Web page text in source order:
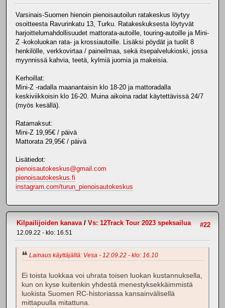
Varsinais-Suomen hienoin pienoisautoilun ratakeskus löytyy
osoitteesta Ravurinkatu 13, Turku. Ratakeskuksesta löytyvät
harjoittelumahdollisuudet mattorata-autoille, touring-autoille ja Mini-
Z -kokoluokan rata- ja krossiautoille. Lisäksi pöydät ja tuolit 8
henkilölle, verkkovirtaa / paineilmaa, sekä itsepalvelukioski, jossa
myynnissä kahvia, teetä, kylmiä juomia ja makeisia.
Kerhoillat:
Mini-Z -radalla maanantaisin klo 18-20 ja mattoradalla
keskiviikkoisin klo 16-20. Muina aikoina radat käytettävissä 24/7
(myös kesällä).
Ratamaksut:
Mini-Z 19,95€ / päivä
Mattorata 29,95€ / päivä
Lisätiedot:
pienoisautokeskus@gmail.com
pienoisautokeskus.fi
instagram.com/turun_pienoisautokeskus
#22
Kilpailijoiden kanava / Vs: 12Track Tour 2023 speksailua
12.09.22 - klo: 16.51
Lainaus käyttäjältä: Vesa - 12.09.22 - klo: 16.10
Ei toista luokkaa voi uhrata toisen luokan kustannuksella,
kun on kyse kuitenkin yhdestä menestyksekkäimmistä
luokista Suomen RC-historiassa kansainvälisellä
mittapuulla mitattuna.